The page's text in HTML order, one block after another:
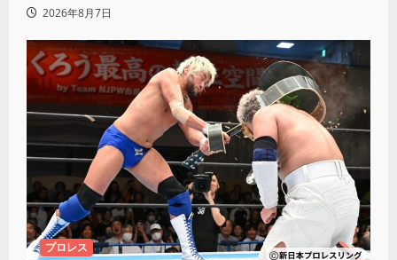
2026年8月7日
プロレス